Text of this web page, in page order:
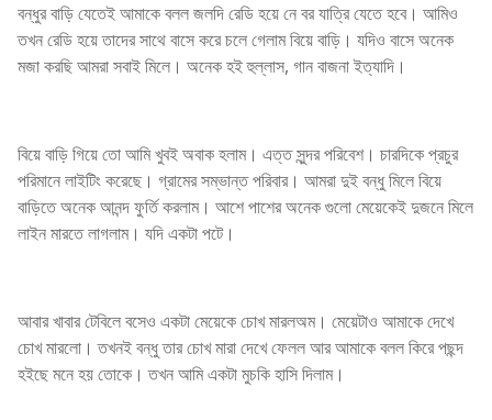
বন্ধুর বাড়ি যেতেই আমাকে বলল জলদি রেডি হয়ে নে বর যাত্রি যেতে হবে। আমিও
তখন রেডি হয়ে তাদের সাথে বাসে করে চলে গেলাম বিয়ে বাড়ি। যদিও বাসে অনেক
মজা করছি আমরা সবাই মিলে। অনেক হই হুল্লাস, গান বাজনা ইত্যাদি।
বিয়ে বাড়ি গিয়ে তো আমি খুবই অবাক হলাম। এত্ত সুন্দর পরিবেশ। চারদিকে প্রচুর
পরিমানে লাইটিং করেছে। গ্রামের সম্ভান্ত পরিবার। আমরা দুই বন্ধু মিলে বিয়ে
বাড়িতে অনেক আনন্দ ফুর্তি করলাম। আশে পাশের অনেক গুলো মেয়েকেই দুজনে মিলে
লাইন মারতে লাগলাম। যদি একটা পটে।
আবার খাবার টেবিলে বসেও একটা মেয়েকে চোখ মারলঅম। মেয়েটাও আমাকে দেখে
চোখ মারলো। তখনই বন্ধু তার চোখ মারা দেখে ফেলল আর আমাকে বলল কিরে পছন্দ
হইছে মনে হয় তোকে। তখন আমি একটা মুচকি হাসি দিলাম।